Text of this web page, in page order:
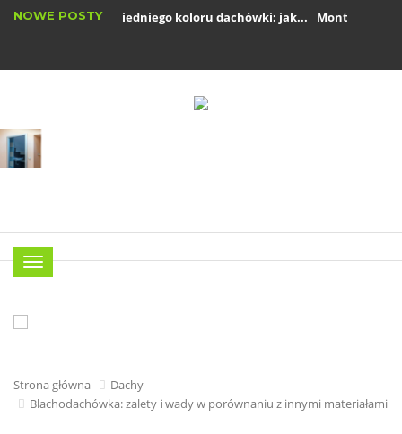
NOWE POSTY
Wybór odpowiedniego koloru dachówki: jak...
Montaż rynien
Menu
Strona główna
Dachy
Blachodachówka: zalety i wady w porównaniu z innymi materiałami